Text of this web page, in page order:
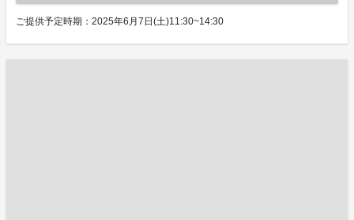
ご提供予定時期：2025年6月7日(土)11:30~14:30